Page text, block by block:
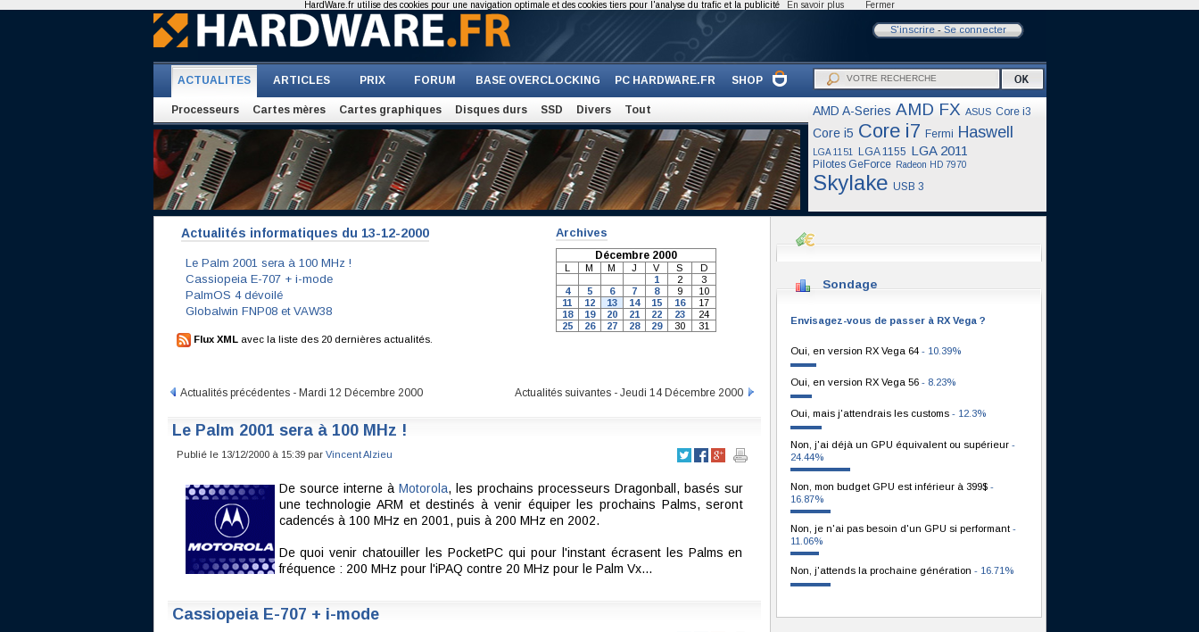
S'inscrire- Se connecter
ACTUALITES ARTICLES PRIX FORUM BASE OVERCLOCKING PC HARDWARE.FR SHOP
Processeurs Cartes mères Cartes graphiques Disques durs SSD Divers Tout AMD A-Series AMD FX ASUS Core i3
Core i5 Core i7 Fermi Haswell
LGA 1151 LGA 1155 LGA 2011
Pilotes GeForce Radeon HD 7970
Skylake USB 3
Actualités informatiques du 13-12-2000
Le Palm 2001 sera à 100 MHz !
Cassiopeia E-707 + i-mode
PalmOS 4 dévoilé
Globalwin FNP08 et VAW38
Flux XMLavec la liste des 20 dernières actualités.
Archives
Décembre 2000
L M M J V S
D
1
2
3
4
5 6 7 8 9
10
11
12 13 14 15 16
17
18
19 20 21 22 23
24
25
26 27 28 29 30 31
Actualités précédentes - Mardi 12 Décembre 2000 Actualités suivantes - Jeudi 14 Décembre 2000
Le Palm 2001 sera à 100 MHz !
Publié le 13/12/2000 à 15:39 par Vincent Alzieu
De source interne à Motorola, les prochains processeurs Dragonball, basés sur
une technologie ARM et destinés à venir équiper les prochains Palms, seront
cadencés à 100 MHz en 2001, puis à 200 MHz en 2002.
De quoi venir chatouiller les PocketPC qui pour l'instant écrasent les Palms en
fréquence : 200 MHz pour l'iPAQ contre 20 MHz pour le Palm Vx...
Cassiopeia E-707 + i-mode
Sondage
Envisagez-vous de passer à RX Vega ?
Oui, en version RX Vega 64 - 10.39%
Oui, en version RX Vega 56 - 8.23%
Oui, mais j'attendrais les customs - 12.3%
Non, j'ai déjà un GPU équivalent ou supérieur -
24.44%
Non, mon budget GPU est inférieur à 399$ -
16.87%
Non, je n'ai pas besoin d'un GPU si performant -
11.06%
Non, j'attends la prochaine génération - 16.71%
HardWare.fr utilise des cookies pour une navigation optimale et des cookies tiers pour l'analyse du trafic et la publicité En savoir plus Fermer